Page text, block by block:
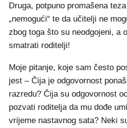
Druga, potpuno promašena
„nemogući“ te da učitelji ne
zbog toga što su neodgojeni, a
smatrati roditelji!
Moje pitanje, koje sam često
jest – Čija je odgovornost
razredu? Čija su odgovornost
pozvati roditelja da mu dođe
vrijeme nastavnog sata? Neki